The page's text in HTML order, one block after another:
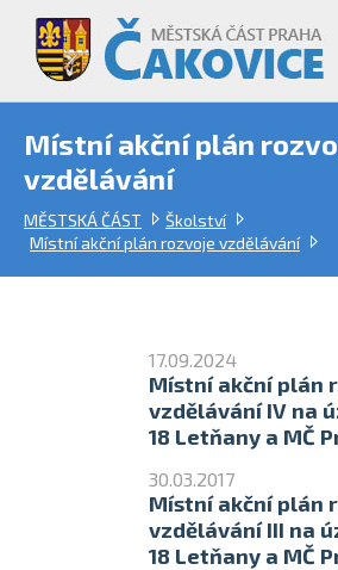
Místní akční plán
vzdělávání
MĚSTSKÁ ČÁST
Školství
Místní akční plán rozvoje vzdělávání
17.09.2024
Místní akční plán
vzdělávání IV na
18 Letňany a MČ
30.03.2017
Místní akční plán
vzdělávání III na
18 Letňany a MČ